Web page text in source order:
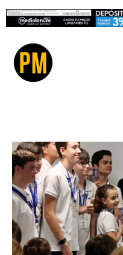
Economía
Empresas
Entrevistas
Expertos